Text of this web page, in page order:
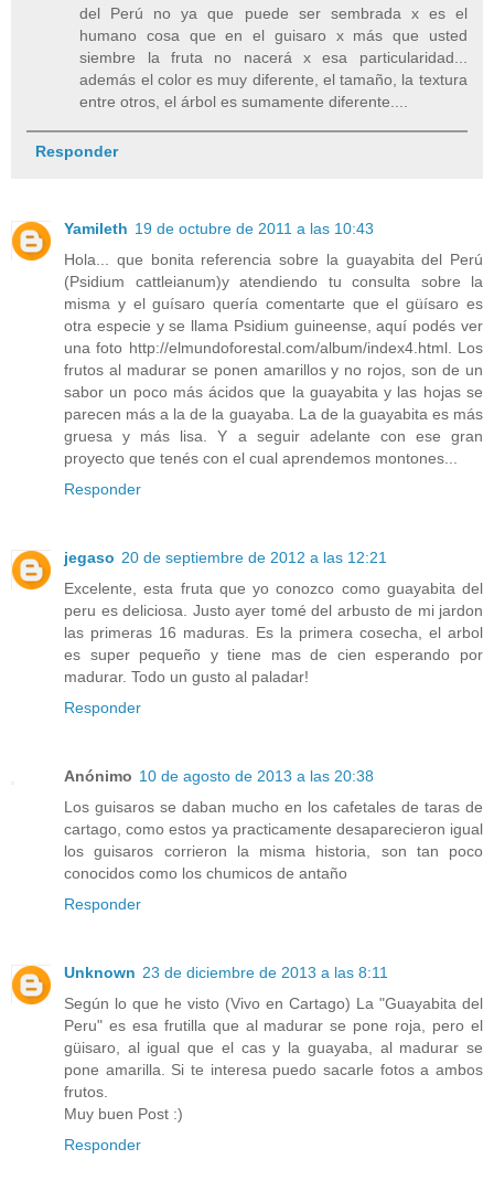
del Perú no ya que puede ser sembrada x es el
humano cosa que en el guisaro x más que usted
siembre la fruta no nacerá x esa particularidad...
además el color es muy diferente, el tamaño, la textura
entre otros, el árbol es sumamente diferente....
Responder
Yamileth 19 de octubre de 2011 a las 10:43
Hola... que bonita referencia sobre la guayabita del Perú
(Psidium cattleianum)y atendiendo tu consulta sobre la
misma y el guísaro quería comentarte que el güísaro es
otra especie y se llama Psidium guineense, aquí podés ver
una foto http://elmundoforestal.com/album/index4.html. Los
frutos al madurar se ponen amarillos y no rojos, son de un
sabor un poco más ácidos que la guayabita y las hojas se
parecen más a la de la guayaba. La de la guayabita es más
gruesa y más lisa. Y a seguir adelante con ese gran
proyecto que tenés con el cual aprendemos montones...
Responder
jegaso 20 de septiembre de 2012 a las 12:21
Excelente, esta fruta que yo conozco como guayabita del
peru es deliciosa. Justo ayer tomé del arbusto de mi jardon
las primeras 16 maduras. Es la primera cosecha, el arbol
es super pequeño y tiene mas de cien esperando por
madurar. Todo un gusto al paladar!
Responder
Anónimo 10 de agosto de 2013 a las 20:38
Los guisaros se daban mucho en los cafetales de taras de
cartago, como estos ya practicamente desaparecieron igual
los guisaros corrieron la misma historia, son tan poco
conocidos como los chumicos de antaño
Responder
Unknown 23 de diciembre de 2013 a las 8:11
Según lo que he visto (Vivo en Cartago) La "Guayabita del
Peru" es esa frutilla que al madurar se pone roja, pero el
güisaro, al igual que el cas y la guayaba, al madurar se
pone amarilla. Si te interesa puedo sacarle fotos a ambos
frutos.
Muy buen Post :)
Responder